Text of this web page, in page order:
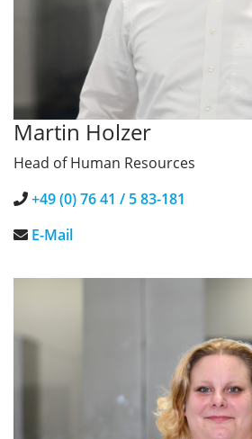
Martin Holzer
Head of Human Resources
+49 (0) 76 41 / 5 83-181
E-Mail